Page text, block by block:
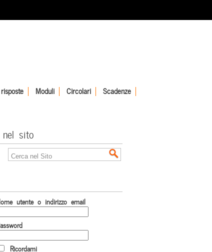
Moduli Circolari Scadenze
nel sito
utente o indirizzo email
Ricordami